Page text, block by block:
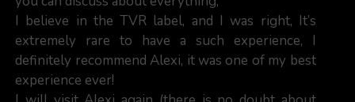
I believe in the TVR label, and I was right, It’s
extremely rare to have a such experience, I
definitely recommend Alexi, it was one of my best
experience ever!